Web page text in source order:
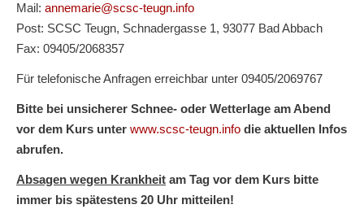
Mail: annemarie@scsc-teugn.info
Post: SCSC Teugn, Schnadergasse 1, 93077 Bad Abbach
Fax: 09405/2068357
Für telefonische Anfragen erreichbar unter 09405/2069767
Bitte bei unsicherer Schnee- oder Wetterlage am Abend
vor dem Kurs unter www.scsc-teugn.info die aktuellen Infos
abrufen.
Absagen wegen Krankheit am Tag vor dem Kurs bitte
immer bis spätestens 20 Uhr mitteilen!